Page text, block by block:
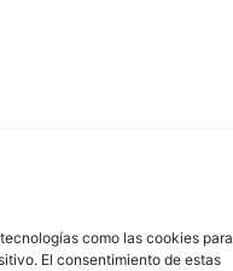
como las cookies para
El consentimiento de estas